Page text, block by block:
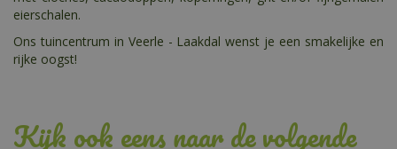
eierschalen.
Ons tuincentrum in Veerle - Laakdal wenst je een smakelijke en
rijke oogst!
Kijk ook eens naar de volgende